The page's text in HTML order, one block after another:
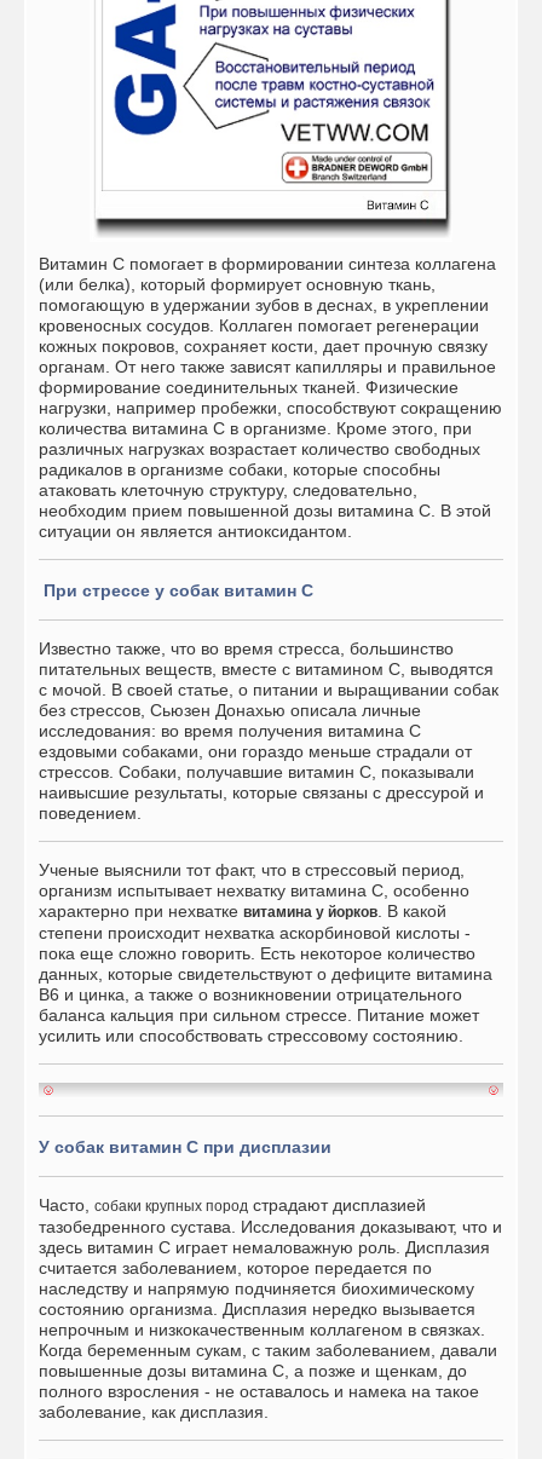
Витамин С помогает в формировании синтеза коллагена
(или белка), который формирует основную ткань,
помогающую в удержании зубов в деснах, в укреплении
кровеносных сосудов. Коллаген помогает регенерации
кожных покровов, сохраняет кости, дает прочную связку
органам. От него также зависят капилляры и правильное
формирование соединительных тканей. Физические
нагрузки, например пробежки, способствуют сокращению
количества витамина С в организме. Кроме этого, при
различных нагрузках возрастает количество свободных
радикалов в организме собаки, которые способны
атаковать клеточную структуру, следовательно,
необходим прием повышенной дозы витамина С. В этой
ситуации он является антиоксидантом.
При стрессе у собак витамин С
Известно также, что во время стресса, большинство
питательных веществ, вместе с витамином С, выводятся
с мочой. В своей статье, о питании и выращивании собак
без стрессов, Сьюзен Донахью описала личные
исследования: во время получения витамина С
ездовыми собаками, они гораздо меньше страдали от
стрессов. Собаки, получавшие витамин С, показывали
наивысшие результаты, которые связаны с дрессурой и
поведением.
Ученые выяснили тот факт, что в стрессовый период,
организм испытывает нехватку витамина С, особенно
характерно при нехватке витамина у йорков . В какой
степени происходит нехватка аскорбиновой кислоты -
пока еще сложно говорить. Есть некоторое количество
данных, которые свидетельствуют о дефиците витамина
В6 и цинка, а также о возникновении отрицательного
баланса кальция при сильном стрессе. Питание может
усилить или способствовать стрессовому состоянию.
У собак витамин С при дисплазии
Часто, собаки крупных пород страдают дисплазией
тазобедренного сустава. Исследования доказывают, что и
здесь витамин С играет немаловажную роль. Дисплазия
считается заболеванием, которое передается по
наследству и напрямую подчиняется биохимическому
состоянию организма. Дисплазия нередко вызывается
непрочным и низкокачественным коллагеном в связках.
Когда беременным сукам, с таким заболеванием, давали
повышенные дозы витамина С, а позже и щенкам, до
полного взросления - не оставалось и намека на такое
заболевание, как дисплазия.